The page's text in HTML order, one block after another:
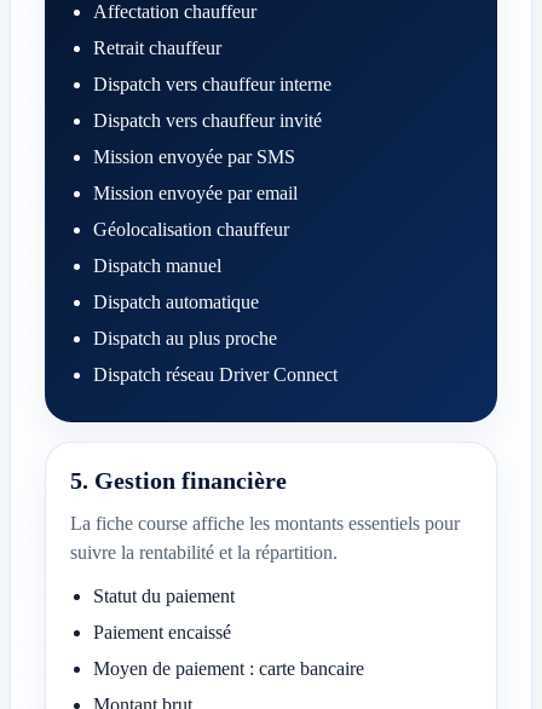
Affectation chauffeur
Retrait chauffeur
Dispatch vers chauffeur interne
Dispatch vers chauffeur invité
Mission envoyée par SMS
Mission envoyée par email
Géolocalisation chauffeur
Dispatch manuel
Dispatch automatique
Dispatch au plus proche
Dispatch réseau Driver Connect
5. Gestion financière
La fiche course affiche les montants essentiels pour
suivre la rentabilité et la répartition.
Statut du paiement
Paiement encaissé
Moyen de paiement : carte bancaire
Montant brut